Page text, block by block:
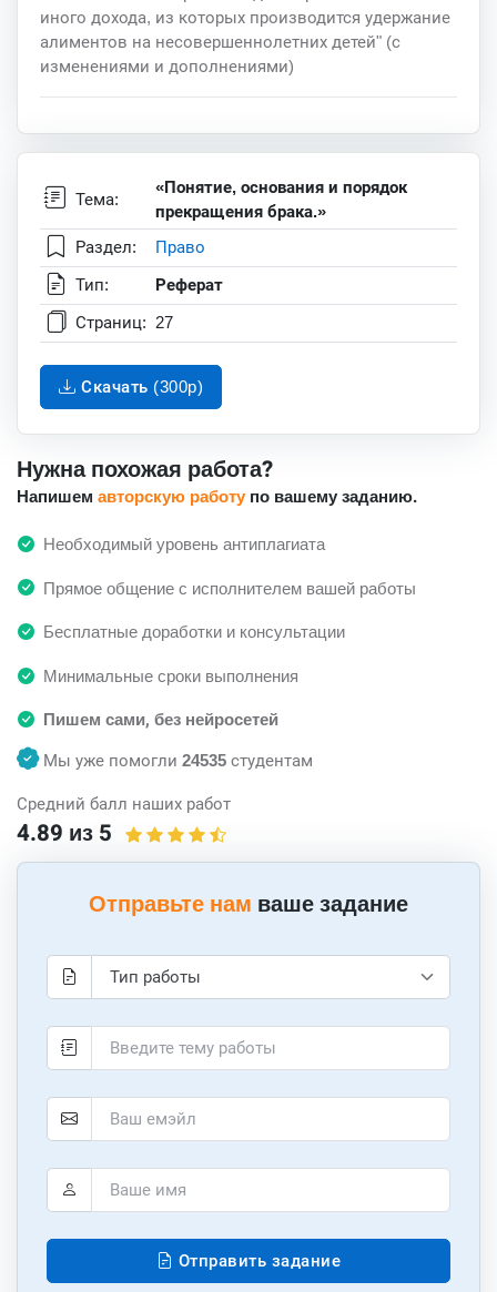
иного дохода, из которых производится удержание
алиментов на несовершеннолетних детей" (с
изменениями и дополнениями)
Тема:
«Понятие, основания и порядок
прекращения брака.»
Раздел:
Право
Тип:
Реферат
Страниц: 27
Скачать (300p)
Нужна похожая работа?
Напишем авторскую работу по вашему заданию.
Необходимый уровень антиплагиата
Прямое общение с исполнителем вашей работы
Бесплатные доработки и консультации
Минимальные сроки выполнения
Пишем сами, без нейросетей
Мы уже помогли 24535 студентам
Средний балл наших работ
4.89 из 5
Отправьте нам ваше задание
Отправить задание